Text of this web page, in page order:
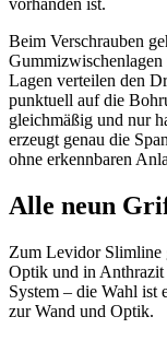
Beim Verschrauben
Lagen verteilen den
punktuell auf die
gleichmäßig und nur
erzeugt genau die
ohne erkennbaren
Alle neun
Zum Levidor Slimline
Optik und in Anthrazit
System – die Wahl ist
zur Wand und Optik.